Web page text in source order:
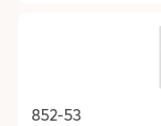
852-53